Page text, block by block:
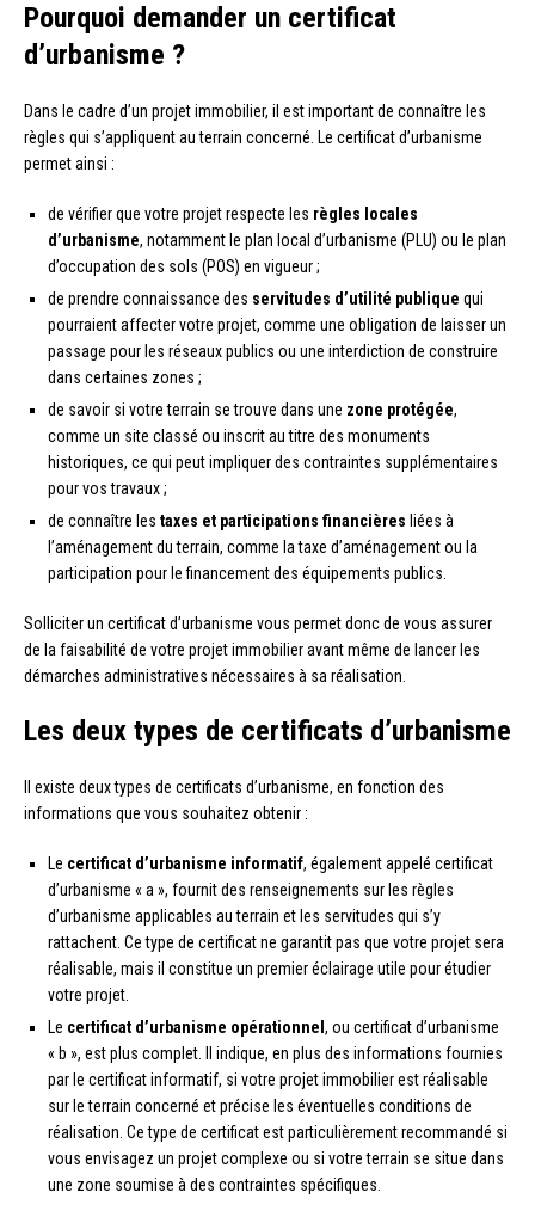
Pourquoi demander un certificat
d’urbanisme ?
Dans le cadre d’un projet immobilier, il est important de connaître les
règles qui s’appliquent au terrain concerné. Le certificat d’urbanisme
permet ainsi :
de vérifier que votre projet respecte les règles locales
d’urbanisme, notamment le plan local d’urbanisme (PLU) ou le plan
d’occupation des sols (POS) en vigueur ;
de prendre connaissance des servitudes d’utilité publique qui
pourraient affecter votre projet, comme une obligation de laisser un
passage pour les réseaux publics ou une interdiction de construire
dans certaines zones ;
de savoir si votre terrain se trouve dans une zone protégée,
comme un site classé ou inscrit au titre des monuments
historiques, ce qui peut impliquer des contraintes supplémentaires
pour vos travaux ;
de connaître les taxes et participations financières liées à
l’aménagement du terrain, comme la taxe d’aménagement ou la
participation pour le financement des équipements publics.
Solliciter un certificat d’urbanisme vous permet donc de vous assurer
de la faisabilité de votre projet immobilier avant même de lancer les
démarches administratives nécessaires à sa réalisation.
Les deux types de certificats d’urbanisme
Il existe deux types de certificats d’urbanisme, en fonction des
informations que vous souhaitez obtenir :
Le certificat d’urbanisme informatif, également appelé certificat
d’urbanisme « a », fournit des renseignements sur les règles
d’urbanisme applicables au terrain et les servitudes qui s’y
rattachent. Ce type de certificat ne garantit pas que votre projet sera
réalisable, mais il constitue un premier éclairage utile pour étudier
votre projet.
Le certificat d’urbanisme opérationnel , ou certificat d’urbanisme
« b », est plus complet. Il indique, en plus des informations fournies
par le certificat informatif, si votre projet immobilier est réalisable
sur le terrain concerné et précise les éventuelles conditions de
réalisation. Ce type de certificat est particulièrement recommandé si
vous envisagez un projet complexe ou si votre terrain se situe dans
une zone soumise à des contraintes spécifiques.